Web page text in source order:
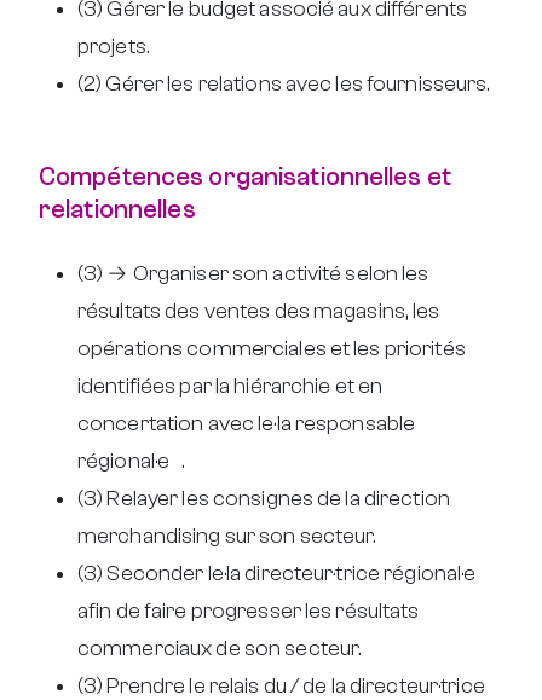
(3) Gérer le budget associé aux différents
projets.
(2) Gérer les relations avec les fournisseurs.
Compétences organisationnelles et
relationnelles
(3) → Organiser son activité selon les
résultats des ventes des magasins, les
opérations commerciales et les priorités
identifiées par la hiérarchie et en
concertation avec le·la responsable
régional·e .
(3) Relayer les consignes de la direction
merchandising sur son secteur.
(3) Seconder le·la directeur·trice régional·e
afin de faire progresser les résultats
commerciaux de son secteur.
(3) Prendre le relais du / de la directeur·trice